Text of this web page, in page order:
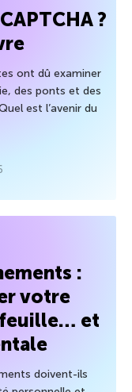
?
ont dû examiner
des ponts et des
est l’avenir du
:
votre
et
doivent-ils